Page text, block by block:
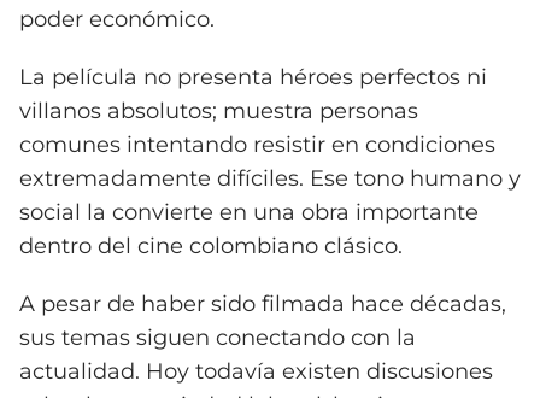
poder económico.
La película no presenta héroes perfectos ni
villanos absolutos; muestra personas
comunes intentando resistir en condiciones
extremadamente difíciles. Ese tono humano y
social la convierte en una obra importante
dentro del cine colombiano clásico.
A pesar de haber sido filmada hace décadas,
sus temas siguen conectando con la
actualidad. Hoy todavía existen discusiones